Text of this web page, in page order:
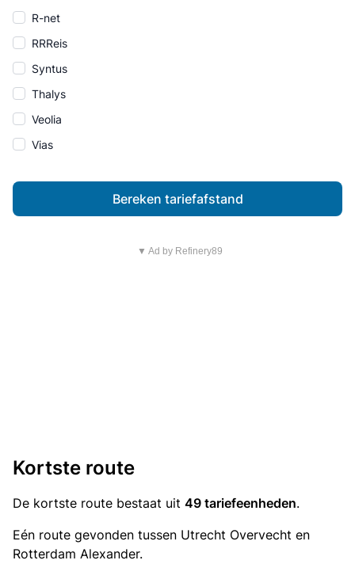
R-net
RRReis
Syntus
Thalys
Veolia
Vias
Bereken tariefafstand
▼ Ad by Refinery89
Kortste route
De kortste route bestaat uit 49 tariefeenheden.
Eén route gevonden tussen Utrecht Overvecht en
Rotterdam Alexander.